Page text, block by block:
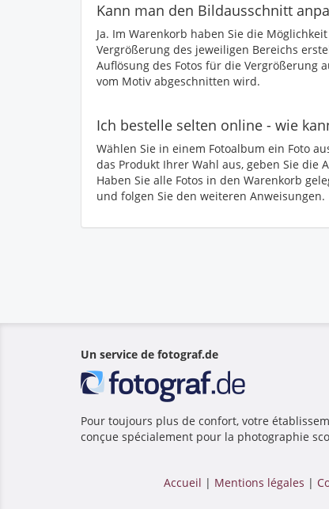
Kann man den Bildausschnitt
Ja. Im Warenkorb haben Sie die
Vergrößerung des jeweiligen Bereichs
Auflösung des Fotos für die Vergrößerung
vom Motiv abgeschnitten wird.
Ich bestelle selten online - wie
Wählen Sie in einem Fotoalbum ein Foto
das Produkt Ihrer Wahl aus, geben Sie die
Haben Sie alle Fotos in den Warenkorb
und folgen Sie den weiteren Anweisungen.
Un service de fotograf.de
Pour toujours plus de confort, votre
conçue spécialement pour la photographie
Accueil | Mentions légales |